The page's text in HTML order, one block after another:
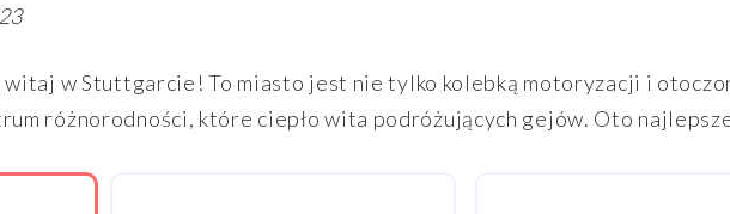
w Stuttgarcie! To miasto jest nie tylko kolebką motoryzacji i
różnorodności, które ciepło wita podróżujących gejów. Oto